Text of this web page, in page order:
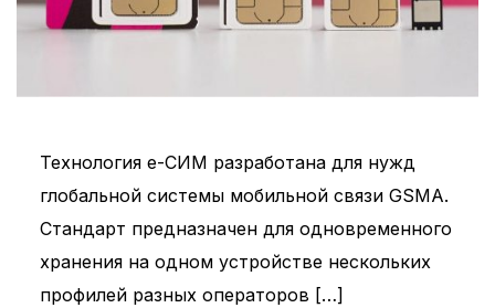
Технология е-СИМ разработана для нужд
глобальной системы мобильной связи GSMA.
Стандарт предназначен для одновременного
хранения на одном устройстве нескольких
профилей разных операторов […]